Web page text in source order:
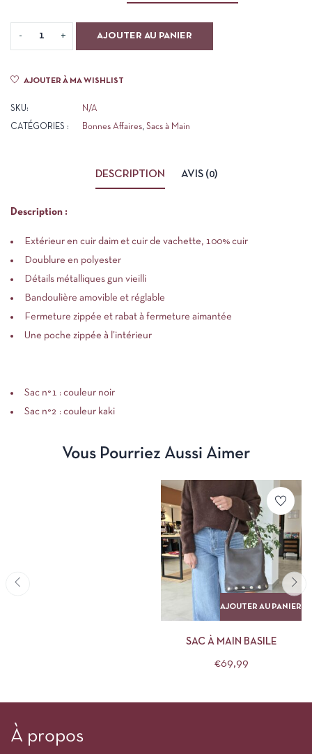
AJOUTER AU PANIER
AJOUTER À MA WISHLIST
SKU: N/A
CATÉGORIES : Bonnes Affaires, Sacs à Main
DESCRIPTION AVIS (0)
Description :
Extérieur en cuir daim et cuir de vachette, 100% cuir
Doublure en polyester
Détails métalliques gun vieilli
Bandoulière amovible et réglable
Fermeture zippée et rabat à fermeture aimantée
Une poche zippée à l’intérieur
Sac n°1 : couleur noir
Sac n°2 : couleur kaki
Vous Pourriez Aussi Aimer
AJOUTER AU PANIER
SAC À MAIN BASILE
€69,99
À propos